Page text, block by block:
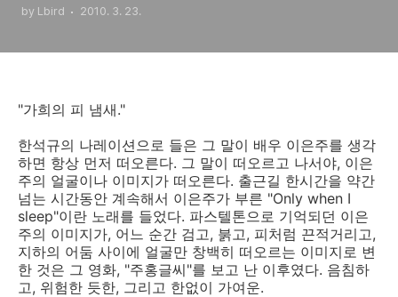
by Lbird 2010. 3. 23.
"가희의 피 냄새."
한석규의 나레이션으로 들은 그 말이 배우 이은주를 생각
하면 항상 먼저 떠오른다. 그 말이 떠오르고 나서야, 이은
주의 얼굴이나 이미지가 떠오른다. 출근길 한시간을 약간
넘는 시간동안 계속해서 이은주가 부른 "Only when I
sleep"이란 노래를 들었다. 파스텔톤으로 기억되던 이은
주의 이미지가, 어느 순간 검고, 붉고, 피처럼 끈적거리고,
지하의 어둠 사이에 얼굴만 창백히 떠오르는 이미지로 변
한 것은 그 영화, "주홍글씨"를 보고 난 이후였다. 음침하
고, 위험한 듯한, 그리고 한없이 가여운.